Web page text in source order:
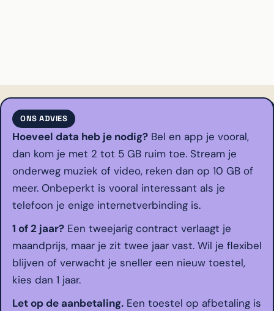
ONS ADVIES
Hoeveel data heb je nodig? Bel en app je vooral,
dan kom je met 2 tot 5 GB ruim toe. Stream je
onderweg muziek of video, reken dan op 10 GB of
meer. Onbeperkt is vooral interessant als je
telefoon je enige internetverbinding is.
1 of 2 jaar? Een tweejarig contract verlaagt je
maandprijs, maar je zit twee jaar vast. Wil je flexibel
blijven of verwacht je sneller een nieuw toestel,
kies dan 1 jaar.
Let op de aanbetaling. Een toestel op afbetaling is